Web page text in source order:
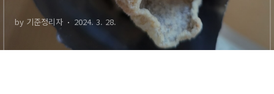
by 기준정리자 2024. 3. 28.